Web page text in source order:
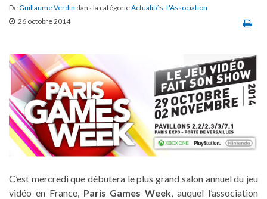
DeGuillaume Verdin dans la catégorieActualités, L'Association
26 octobre 2014
C’est mercredi que débutera le plus grand salon annuel du jeu
vidéo en France, Paris Games Week, auquel l’association